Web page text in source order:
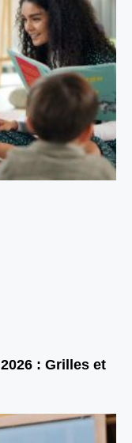
: Grilles et